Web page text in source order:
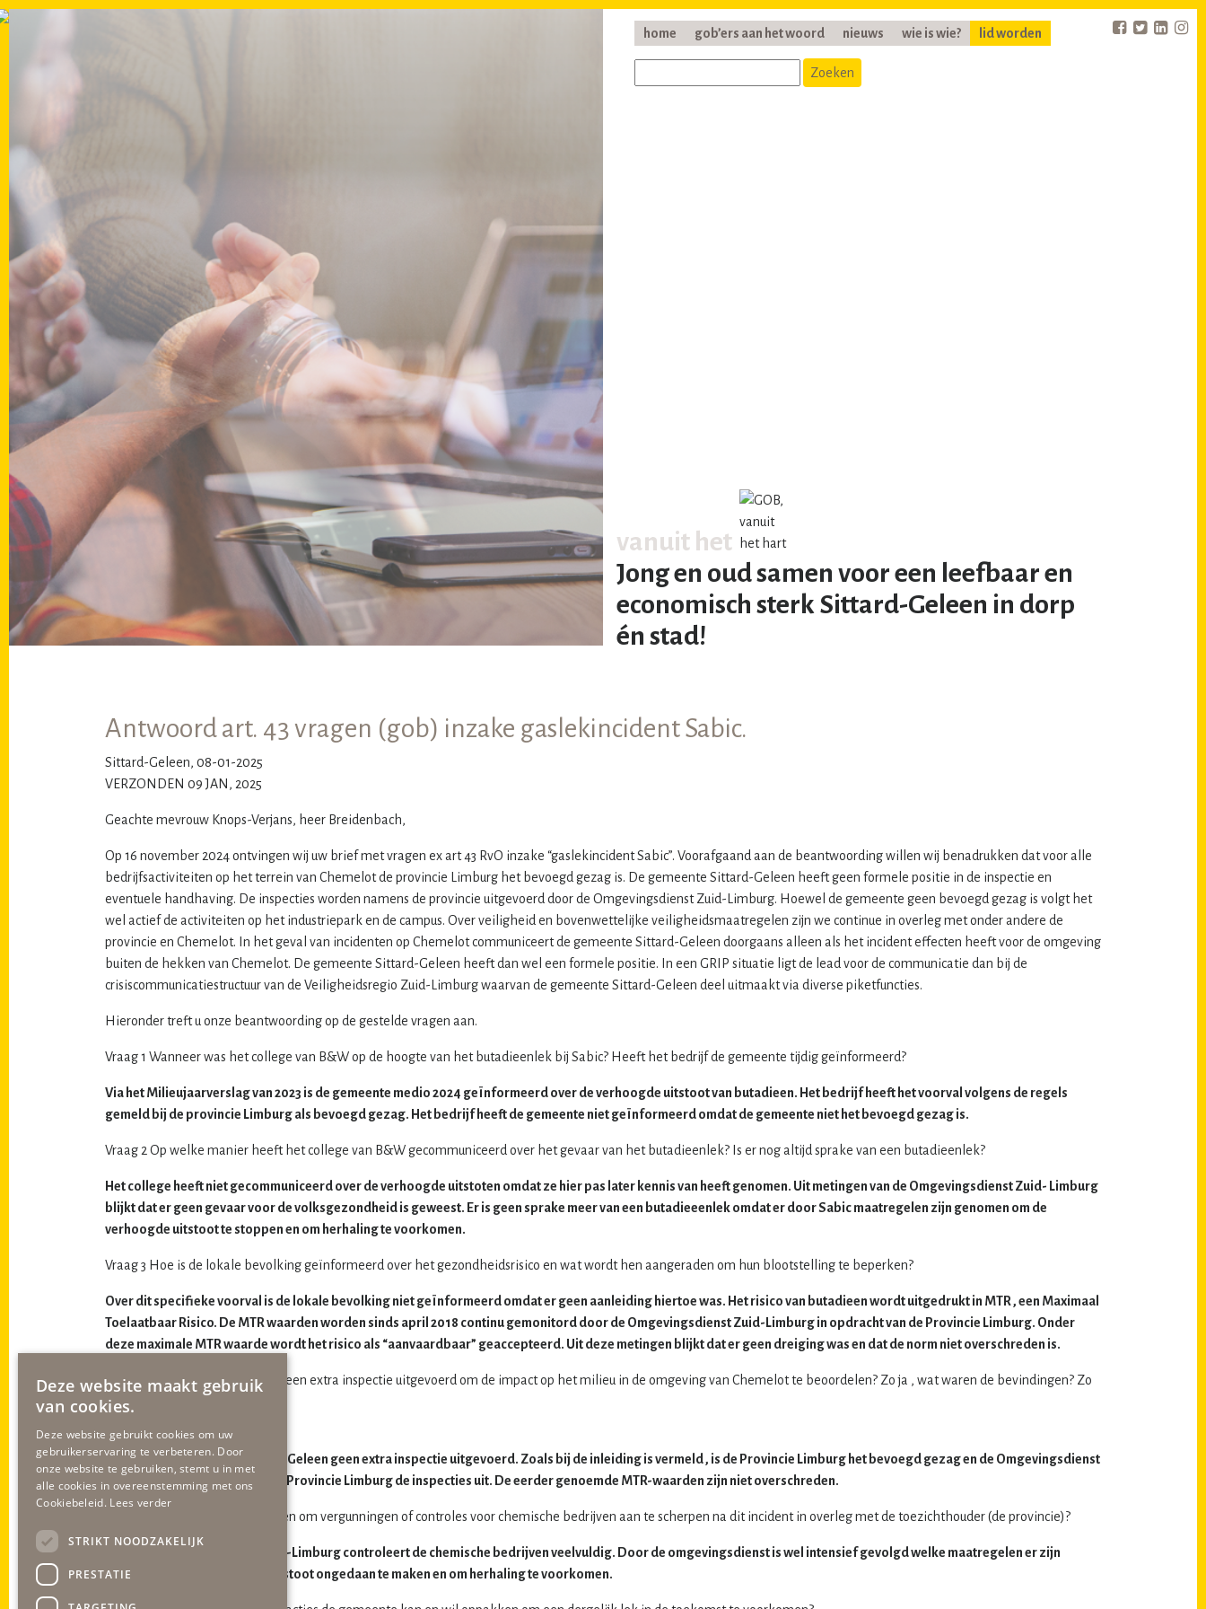
home gob’ers aan het woord nieuws wie is wie? lid worden
vanuit het
Jong en oud samen voor een leefbaar en
economisch sterk Sittard-Geleen in dorp
én stad!
Antwoord art. 43 vragen (gob) inzake gaslekincident Sabic.
Sittard-Geleen, 08-01-2025
VERZONDEN 09 JAN, 2025
Geachte mevrouw Knops-Verjans, heer Breidenbach,
Op 16 november 2024 ontvingen wij uw brief met vragen ex art 43 RvO inzake “gaslekincident Sabic”. Voorafgaand aan de beantwoording willen wij benadrukken dat voor alle
bedrijfsactiviteiten op het terrein van Chemelot de provincie Limburg het bevoegd gezag is. De gemeente Sittard-Geleen heeft geen formele positie in de inspectie en
eventuele handhaving. De inspecties worden namens de provincie uitgevoerd door de Omgevingsdienst Zuid-Limburg. Hoewel de gemeente geen bevoegd gezag is volgt het
wel actief de activiteiten op het industriepark en de campus. Over veiligheid en bovenwettelijke veiligheidsmaatregelen zijn we continue in overleg met onder andere de
provincie en Chemelot. In het geval van incidenten op Chemelot communiceert de gemeente Sittard-Geleen doorgaans alleen als het incident effecten heeft voor de omgeving
buiten de hekken van Chemelot. De gemeente Sittard-Geleen heeft dan wel een formele positie. In een GRIP situatie ligt de lead voor de communicatie dan bij de
crisiscommunicatiestructuur van de Veiligheidsregio Zuid-Limburg waarvan de gemeente Sittard-Geleen deel uitmaakt via diverse piketfuncties.
Hieronder treft u onze beantwoording op de gestelde vragen aan.
Vraag 1 Wanneer was het college van B&W op de hoogte van het butadieenlek bij Sabic? Heeft het bedrijf de gemeente tijdig geïnformeerd?
Via het Milieujaarverslag van 2023 is de gemeente medio 2024 geïnformeerd over de verhoogde uitstoot van butadieen. Het bedrijf heeft het voorval volgens de regels
gemeld bij de provincie Limburg als bevoegd gezag. Het bedrijf heeft de gemeente niet geïnformeerd omdat de gemeente niet het bevoegd gezag is.
Vraag 2 Op welke manier heeft het college van B&W gecommuniceerd over het gevaar van het butadieenlek? Is er nog altijd sprake van een butadieenlek?
Het college heeft niet gecommuniceerd over de verhoogde uitstoten omdat ze hier pas later kennis van heeft genomen. Uit metingen van de Omgevingsdienst Zuid- Limburg
blijkt dat er geen gevaar voor de volksgezondheid is geweest. Er is geen sprake meer van een butadieeenlek omdat er door Sabic maatregelen zijn genomen om de
verhoogde uitstoot te stoppen en om herhaling te voorkomen.
Vraag 3 Hoe is de lokale bevolking geïnformeerd over het gezondheidsrisico en wat wordt hen aangeraden om hun blootstelling te beperken?
Over dit specifieke voorval is de lokale bevolking niet geïnformeerd omdat er geen aanleiding hiertoe was. Het risico van butadieen wordt uitgedrukt in MTR , een Maximaal
Toelaatbaar Risico. De MTR waarden worden sinds april 2018 continu gemonitord door de Omgevingsdienst Zuid-Limburg in opdracht van de Provincie Limburg. Onder
deze maximale MTR waarde wordt het risico als “aanvaardbaar” geaccepteerd. Uit deze metingen blijkt dat er geen dreiging was en dat de norm niet overschreden is.
Vraag 4 Is er door de gemeente een extra inspectie uitgevoerd om de impact op het milieu in de omgeving van Chemelot te beoordelen? Zo ja , wat waren de bevindingen? Zo
nee ,
Er is door de gemeente Sittard-Geleen geen extra inspectie uitgevoerd. Zoals bij de inleiding is vermeld , is de Provincie Limburg het bevoegd gezag en de Omgevingsdienst
Zuid-Limburg voert namens de Provincie Limburg de inspecties uit. De eerder genoemde MTR-waarden zijn niet overschreden.
5. Heeft de gemeente overwogen om vergunningen of controles voor chemische bedrijven aan te scherpen na dit incident in overleg met de toezichthouder (de provincie)?
Nee. De Omgevingsdienst Zuid-Limburg controleert de chemische bedrijven veelvuldig. Door de omgevingsdienst is wel intensief gevolgd welke maatregelen er zijn
genomen om de verhoogde uitstoot ongedaan te maken en om herhaling te voorkomen.
Deze website maakt gebruik
van cookies.
Deze website gebruikt cookies om uw
gebruikerservaring te verbeteren. Door
onze website te gebruiken, stemt u in met
alle cookies in overeenstemming met ons
Cookiebeleid. Lees verder
STRIKT NOODZAKELIJK
PRESTATIE